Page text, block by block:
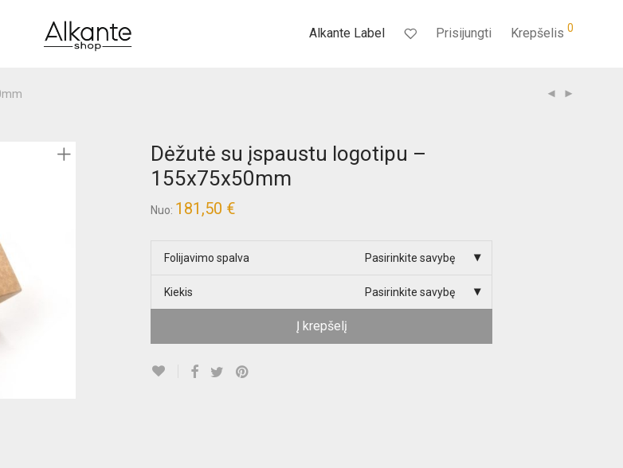
Alkante Label Prisijungti Krepšelis 0
Dėžutė su įspaustu logotipu –
155x75x50mm
Nuo: 181,50 €
Folijavimo spalva Pasirinkite savybę
Kiekis Pasirinkite savybę
Į krepšelį